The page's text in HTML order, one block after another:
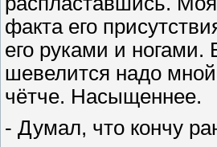
факта его
его руками и
шевелится надо
чётче. Насыщеннее.
- Думал, что кончу